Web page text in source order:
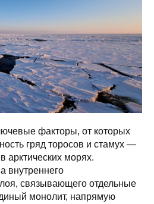
факторы, от которых
гряд торосов и стамух —
арктических морях.
внутреннего
связывающего отдельные
монолит, напрямую